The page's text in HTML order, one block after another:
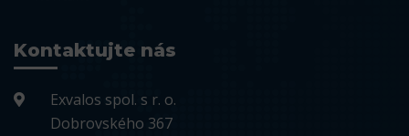
Kontaktujte nás
Exvalos spol. s r. o.
Dobrovského 367